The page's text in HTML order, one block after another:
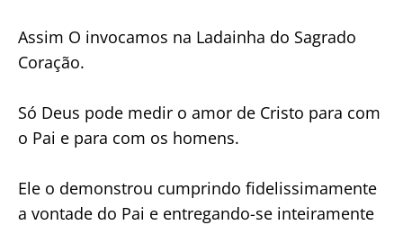
Assim O invocamos na Ladainha do Sagrado
Coração.
Só Deus pode medir o amor de Cristo para com
o Pai e para com os homens.
Ele o demonstrou cumprindo fidelissimamente
a vontade do Pai e entregando-se inteiramente